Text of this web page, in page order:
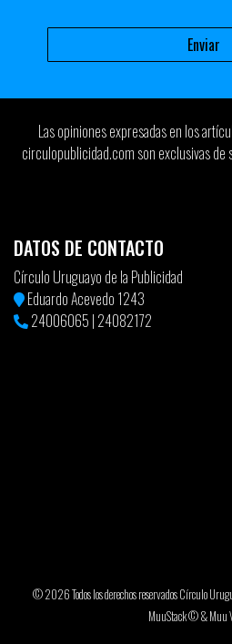
Las opiniones expresadas en los
circulopublicidad.com son exclusivas de
DATOS DE CONTACTO
Círculo Uruguayo de la Publicidad
Eduardo Acevedo 1243
24006065 | 24082172
© 2026 Todos los derechos reservados Círculo
MuuStack ©&Muu